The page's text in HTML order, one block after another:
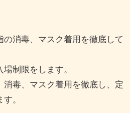
消毒、マスク着用を徹底して
制限をします。
消毒、マスク着用を徹底し、定
。